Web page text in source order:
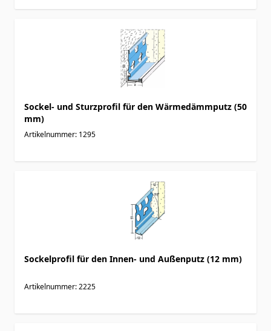
Sockel- und Sturzprofil für den Wärmedämmputz (50
mm)
Artikelnummer: 1295
Sockelprofil für den Innen- und Außenputz (12 mm)
Artikelnummer: 2225